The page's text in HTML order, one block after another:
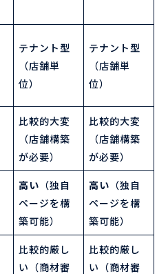
テナント型
（店舗単
位）
テナント型
（店舗単
位）
比較的大変
（店舗構築
が必要）
比較的大変
（店舗構築
が必要）
高い （独自
ページを構
築可能）
高い （独自
ページを構
築可能）
比較的厳し
い（商材審
比較的厳し
い（商材審